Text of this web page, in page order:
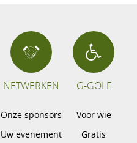
NETWERKEN
Onze sponsors
Uw evenement
G-GOLF
Voor wie
Gratis